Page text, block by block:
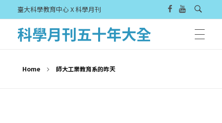
臺大科學教育中心 X 科學月刊
科學月刊五十年大全
Home 師大工業教育系的昨天